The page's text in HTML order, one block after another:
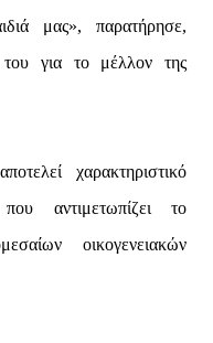
μας», παρατήρησε,
του για το μέλλον της
χαρακτηριστικό
αντιμετωπίζει το
οικογενειακών